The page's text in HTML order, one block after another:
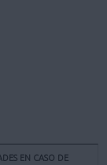
EN CASO DE